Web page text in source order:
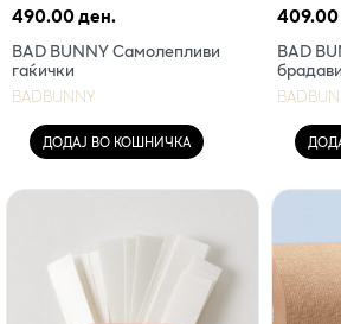
490.00 ден.
BAD BUNNY Самолепливи
гаќички
BADBUNNY
ДОДАЈ ВО КОШНИЧКА
BAD